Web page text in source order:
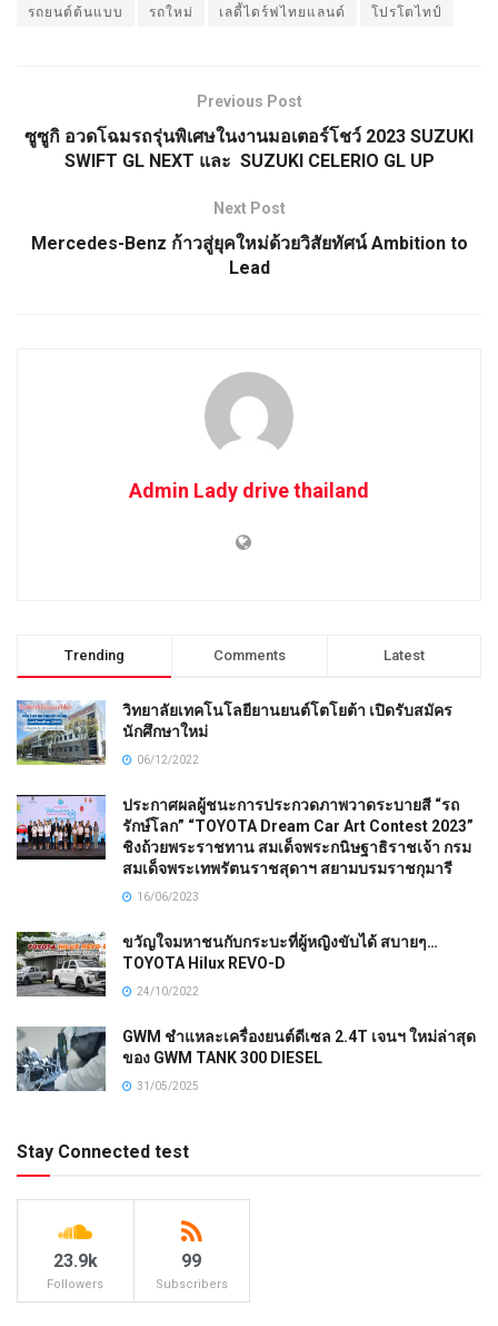
รถยนต์ต้นแบบ รถใหม่ เลดี้ไดร์ฟไทยแลนด์ โปรโตไทป์
Previous Post
ซูซูกิ อวดโฉมรถรุ่นพิเศษในงานมอเตอร์โชว์ 2023 SUZUKI
SWIFT GL NEXT และ SUZUKI CELERIO GL UP
Next Post
Mercedes-Benz ก้าวสู่ยุคใหม่ด้วยวิสัยทัศน์ Ambition to
Lead
Admin Lady drive thailand
Trending Comments Latest
วิทยาลัยเทคโนโลยียานยนต์โตโยต้า เปิดรับสมัคร
นักศึกษาใหม่
06/12/2022
ประกาศผลผู้ชนะการประกวดภาพวาดระบายสี “รถ
รักษ์โลก” “TOYOTA Dream Car Art Contest 2023”
ชิงถ้วยพระราชทาน สมเด็จพระกนิษฐาธิราชเจ้า กรม
สมเด็จพระเทพรัตนราชสุดาฯ สยามบรมราชกุมารี
16/06/2023
ขวัญใจมหาชนกับกระบะที่ผู้หญิงขับได้ สบายๆ…
TOYOTA Hilux REVO-D
24/10/2022
GWM ชำแหละเครื่องยนต์ดีเซล 2.4T เจนฯ ใหม่ล่าสุด
ของ GWM TANK 300 DIESEL
31/05/2025
Stay Connected test
23.9k
Followers
99
Subscribers